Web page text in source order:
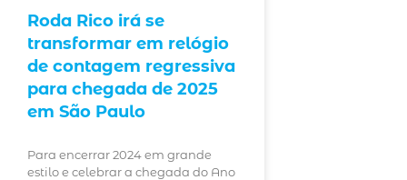
Roda Rico irá se
transformar em relógio
de contagem regressiva
para chegada de 2025
em São Paulo
Para encerrar 2024 em grande
estilo e celebrar a chegada do Ano